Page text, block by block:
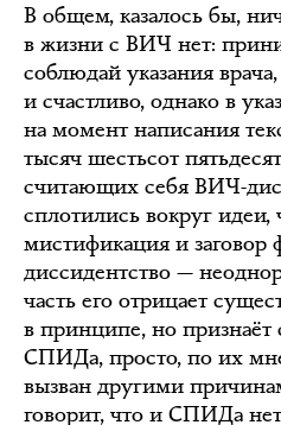
В общем, казалось бы,
в жизни с ВИЧ нет:
соблюдай указания
и счастливо, однако в
на момент написания
тысяч шестьсот
считающих себя ВИЧ-
сплотились вокруг
мистификация и
диссидентство —
часть его отрицает
в принципе, но признаёт
СПИДа, просто, по их
вызван другими
говорит, что и СПИДа